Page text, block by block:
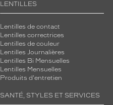
LENTILLES
Lentilles de contact
Lentilles correctrices
Lentilles de couleur
Lentilles Journalières
Lentilles Bi Mensuelles
Lentilles Mensuelles
Produits d'entretien
SANTÉ, STYLES ET SERVICES